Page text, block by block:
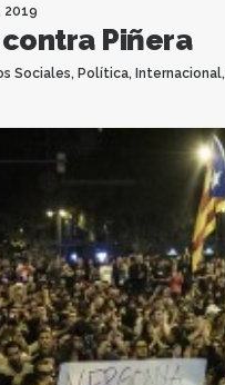
2019
Piñera
Sociales, Política, Internacional,